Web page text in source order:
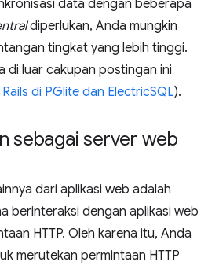
data dengan beberapa
diperlukan, Anda mungkin
tingkat yang lebih tinggi.
di luar cakupan postingan ini
di PGlite dan ElectricSQL).
sebagai server web
dari aplikasi web adalah
berinteraksi dengan aplikasi web
HTTP. Oleh karena itu, Anda
merutekan permintaan HTTP